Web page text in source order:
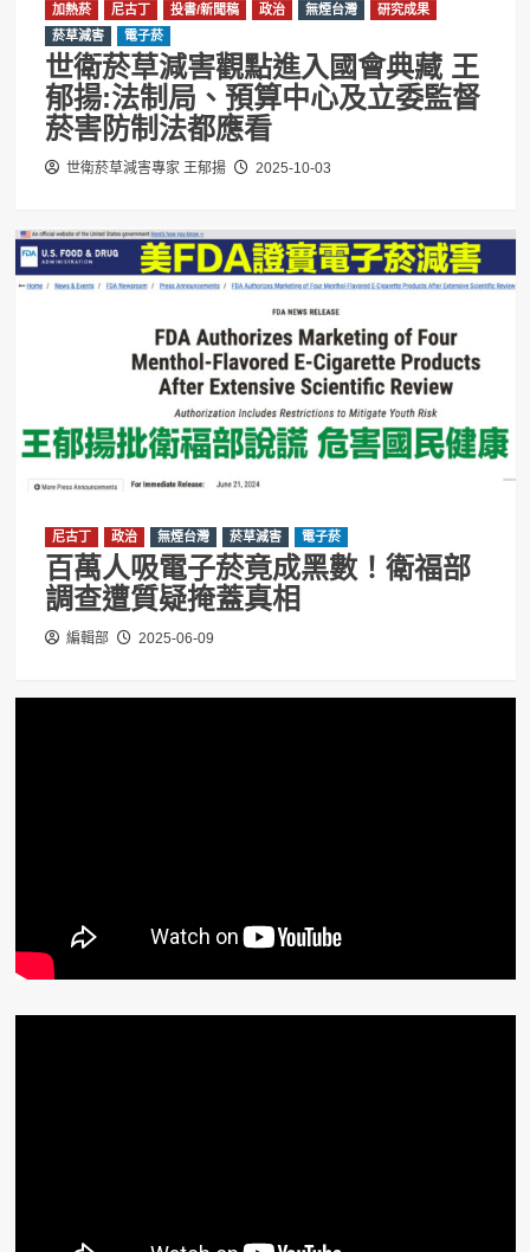
加熱菸 尼古丁 投書/新聞稿 政治 無煙台灣
研究成果
菸草減害
電子菸
世衛菸草減害觀點進入國會典藏 王
郁揚:法制局、預算中心及立委監督
菸害防制法都應看
世衛菸草減害專家 王郁揚 2025-10-03
尼古丁 政治 無煙台灣 菸草減害 電子菸
百萬人吸電子菸竟成黑數！衛福部
調查遭質疑掩蓋真相
編輯部 2025-06-09